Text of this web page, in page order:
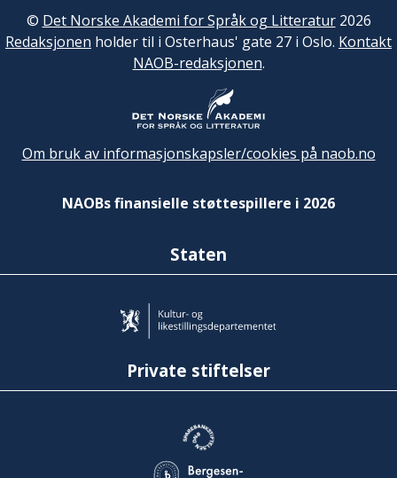
© Det Norske Akademi for Språk og Litteratur2026
Redaksjonen holder til i Osterhaus' gate 27 i Oslo. Kontakt
NAOB-redaksjonen.
Om bruk av informasjonskapsler/cookies på naob.no
NAOBs finansielle støttespillere i 2026
Staten
Private stiftelser